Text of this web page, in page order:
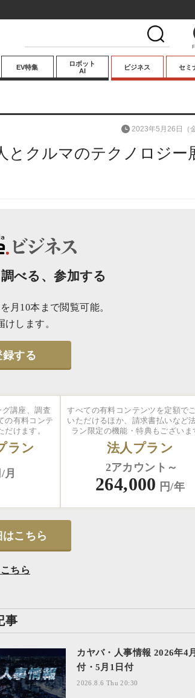
EV特集
ロボット
AI
ビジネス
テクノロジー
キーパーソンイ
ンタビュー
セミ
とクルマのテクノロジ
2023年5月26日（
べる、参加する
月10本まで閲覧可能。
します。
する
講座、調査
の有料コンテ
だけます。
ラン
月
すべての有料コンテンツを定額で
いただけるほか、請求書払いなど
ラン限定の機能・特典もございま
法人プラン
2アカウント～
264,000 円/年
こちら
ちら
事
カヤバ・人事情報 2026年4
付・5月1日付
2026.8.6 Thu 20:30